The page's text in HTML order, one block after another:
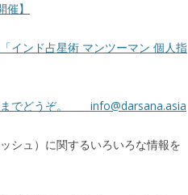
】
インド占星術 マンツーマン 個人指
までどうぞ。 info@darsana.asia
シュ）に関するいろいろな情報を